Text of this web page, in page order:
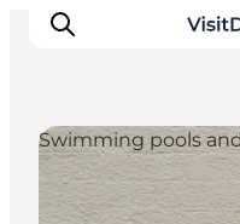
Inspiration
Swimming pools